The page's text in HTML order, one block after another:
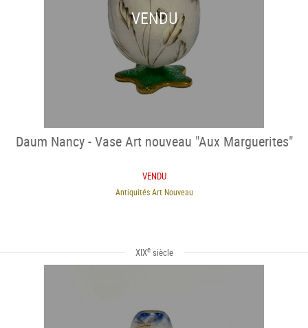
VENDU
Daum Nancy - Vase Art nouveau "Aux Marguerites"
VENDU
Antiquités Art Nouveau
XIXesiècle